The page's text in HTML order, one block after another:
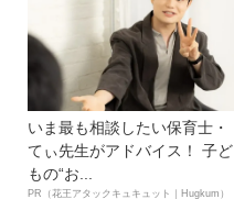
いま最も相談したい保育士・
てぃ先生がアドバイス！ 子ど
もの“お...
PR（花王アタックキュキュット｜Hugkum）